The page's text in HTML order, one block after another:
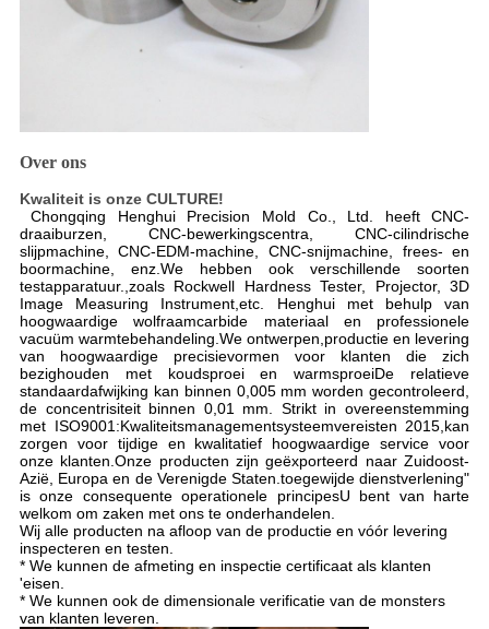
Over ons
Kwaliteit is onze CULTURE!
Chongqing Henghui Precision Mold Co., Ltd. heeft CNC-
draaiburzen, CNC-bewerkingscentra, CNC-cilindrische
slijpmachine, CNC-EDM-machine, CNC-snijmachine, frees- en
boormachine, enz.We hebben ook verschillende soorten
testapparatuur.,zoals Rockwell Hardness Tester, Projector, 3D
Image Measuring Instrument,etc. Henghui met behulp van
hoogwaardige wolfraamcarbide materiaal en professionele
vacuüm warmtebehandeling.We ontwerpen,productie en levering
van hoogwaardige precisievormen voor klanten die zich
bezighouden met koudsproei en warmsproeiDe relatieve
standaardafwijking kan binnen 0,005 mm worden gecontroleerd,
de concentrisiteit binnen 0,01 mm. Strikt in overeenstemming
met ISO9001:Kwaliteitsmanagementsysteemvereisten 2015,kan
zorgen voor tijdige en kwalitatief hoogwaardige service voor
onze klanten.Onze producten zijn geëxporteerd naar Zuidoost-
Azië, Europa en de Verenigde Staten.toegewijde dienstverlening"
is onze consequente operationele principesU bent van harte
welkom om zaken met ons te onderhandelen.
Wij alle producten na afloop van de productie en vóór levering
inspecteren en testen.
* We kunnen de afmeting en inspectie certificaat als klanten
'eisen.
* We kunnen ook de dimensionale verificatie van de monsters
van klanten leveren.